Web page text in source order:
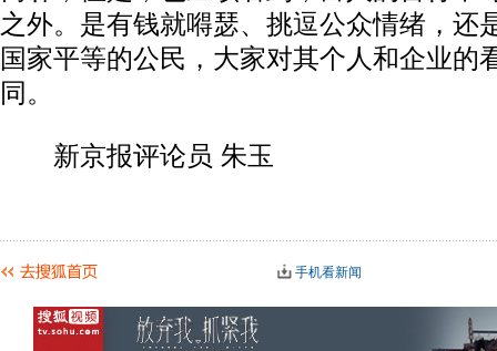
之外。是有钱就嘚瑟、挑逗公众情绪，还
国家平等的公民，大家对其个人和企业的
同。
新京报评论员 朱玉
手机看新闻